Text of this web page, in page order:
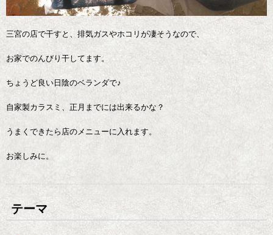
三宮の店で干すと、排気ガスやホコリが凄そうなので、
お家でのんびり干してます。
ちょうど良い日陰のベランダで♪
自家製カラスミ、正月までには出来るかな？
うまくできたら店のメニューに入れます。
お楽しみに。
テーマ